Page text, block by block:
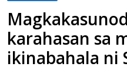
karahasan sa
ikinabahala ni